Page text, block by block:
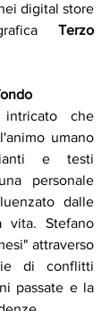
digital store
Terzo
che
umano
e testi
personale
dalle
vita. Stefano
attraverso
di conflitti
passate e la